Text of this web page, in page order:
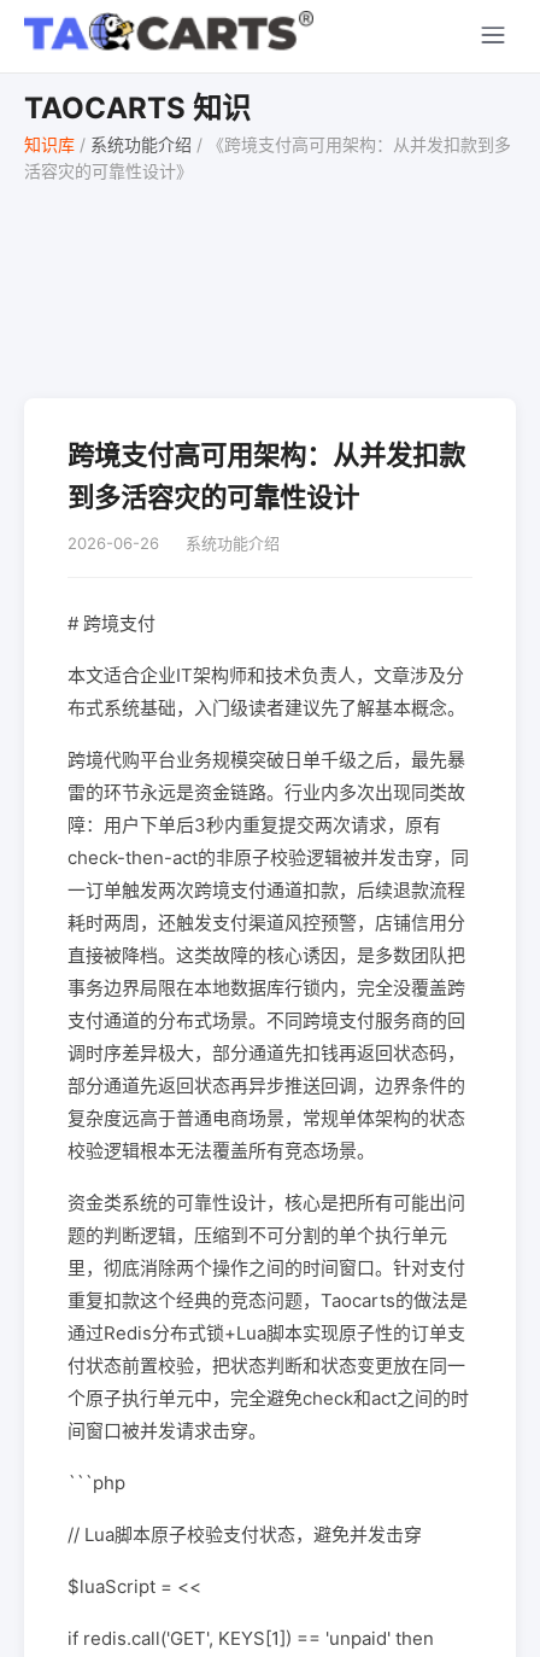
TAOCARTS 知识
知识库 / 系统功能介绍 /
《跨境支付高可用架构：从并发扣款到多
活容灾的可靠性设计》
跨境支付高可用架构：从并发扣款
到多活容灾的可靠性设计
2026-06-26 系统功能介绍
# 跨境支付
本文适合企业IT架构师和技术负责人，文章涉及分
布式系统基础，入门级读者建议先了解基本概念。
跨境代购平台业务规模突破日单千级之后，最先暴
雷的环节永远是资金链路。行业内多次出现同类故
障：用户下单后3秒内重复提交两次请求，原有
check-then-act的非原子校验逻辑被并发击穿，同
一订单触发两次跨境支付通道扣款，后续退款流程
耗时两周，还触发支付渠道风控预警，店铺信用分
直接被降档。这类故障的核心诱因，是多数团队把
事务边界局限在本地数据库行锁内，完全没覆盖跨
支付通道的分布式场景。不同跨境支付服务商的回
调时序差异极大，部分通道先扣钱再返回状态码，
部分通道先返回状态再异步推送回调，边界条件的
复杂度远高于普通电商场景，常规单体架构的状态
校验逻辑根本无法覆盖所有竞态场景。
资金类系统的可靠性设计，核心是把所有可能出问
题的判断逻辑，压缩到不可分割的单个执行单元
里，彻底消除两个操作之间的时间窗口。针对支付
重复扣款这个经典的竞态问题，Taocarts的做法是
通过Redis分布式锁+Lua脚本实现原子性的订单支
付状态前置校验，把状态判断和状态变更放在同一
个原子执行单元中，完全避免check和act之间的时
间窗口被并发请求击穿。
```php
// Lua脚本原子校验支付状态，避免并发击穿
$luaScript = <<
if redis.call('GET', KEYS[1]) == 'unpaid' then